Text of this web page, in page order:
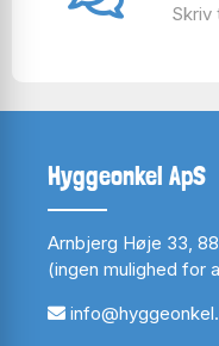
Skriv
Hyggeonkel ApS
Arnbjerg Høje 33,
(ingen mulighed for